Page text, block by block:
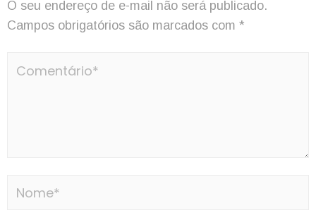
O seu endereço de e-mail não será publicado.
Campos obrigatórios são marcados com *